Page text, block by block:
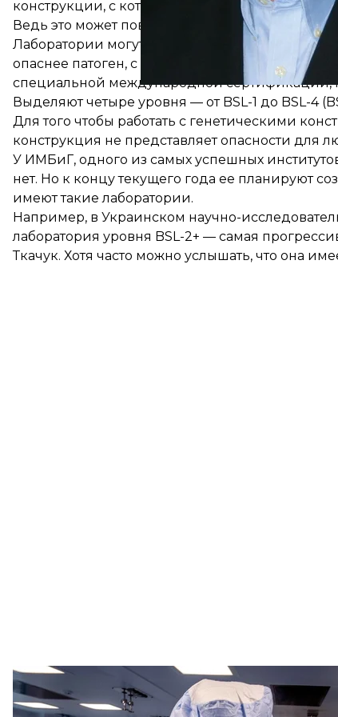
конструкции, с которыми ученые работают в
Ведь это может повредить исследованиям или
Лаборатории могут иметь разные степени
опаснее патоген, с которым работают
специальной международной сертификации,
Выделяют четыре уровня — от BSL-1 до BSL-4
Для того чтобы работать с генетическими
конструкция не представляет опасности для
У ИМБиГ, одного из самых успешных
нет. Но к концу текущего года ее планируют
имеют такие лаборатории.
Например, в Украинском научно-
лаборатория уровня BSL-2+ — самая
Ткачук. Хотя часто можно услышать, что она
Лаборантка показывает журналистам рабочий процесс в